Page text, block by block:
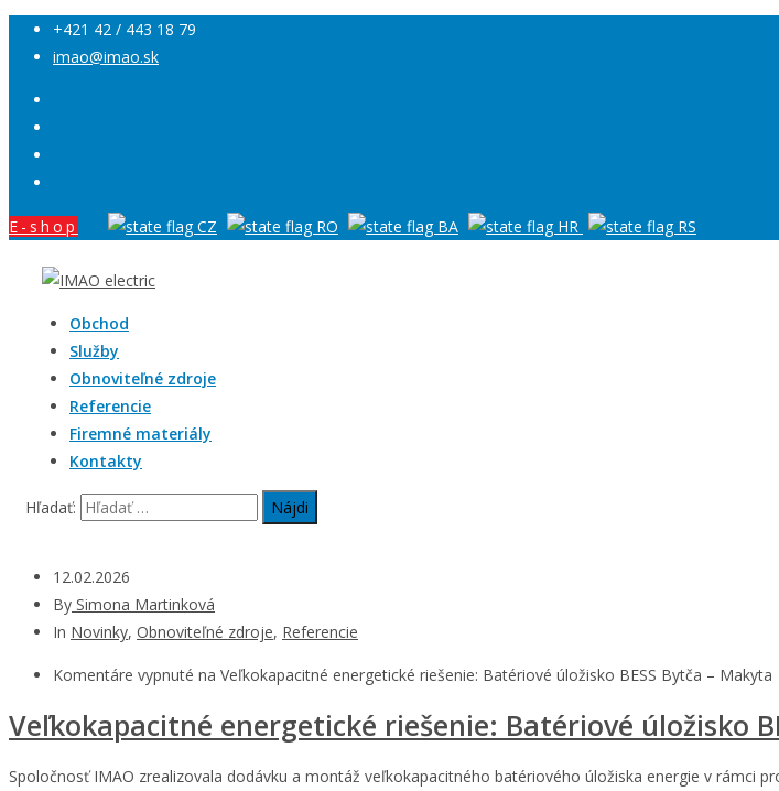
+421 42 / 443 18 79
imao@imao.sk
E-shop
Obchod
Služby
Obnoviteľné zdroje
Referencie
Firemné materiály
Kontakty
Hľadať:
12.02.2026
By Simona Martinková
In Novinky, Obnoviteľné zdroje, Referencie
Komentáre vypnuté na Veľkokapacitné energetické riešenie: Batériové úložisko BESS Bytča – Makyta
Veľkokapacitné energetické riešenie: Batériové úložisko
Spoločnosť IMAO zrealizovala dodávku a montáž veľkokapacitného batériového úložiska energie v rámci